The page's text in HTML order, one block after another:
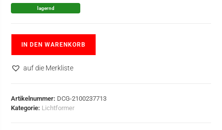
lagernd
IN DEN WARENKORB
auf die Merkliste
Artikelnummer: DCG-2100237713
Kategorie: Lichtformer